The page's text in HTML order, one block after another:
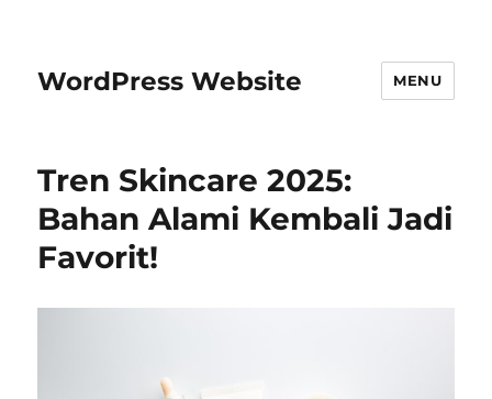
WordPress Website MENU
Tren Skincare 2025:
Bahan Alami Kembali Jadi
Favorit!